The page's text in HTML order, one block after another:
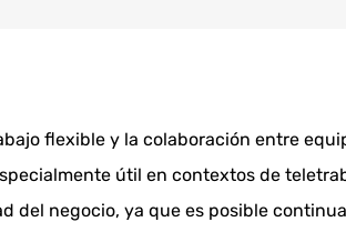
flexible y la colaboración entre
útil en contextos de
del negocio, ya que es posible